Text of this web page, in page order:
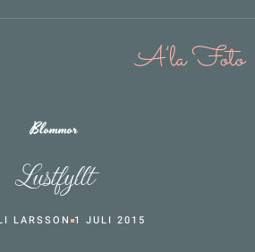
Blommor
Lustfyllt
LARSSON 1 JULI 2015